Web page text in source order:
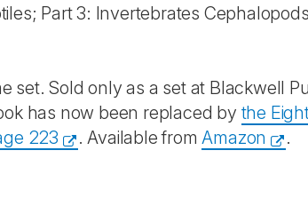
Part 3: Invertebrates
set. Sold only as a set at Blackwell
has now been replaced by the
223 . Available fromAmazon .